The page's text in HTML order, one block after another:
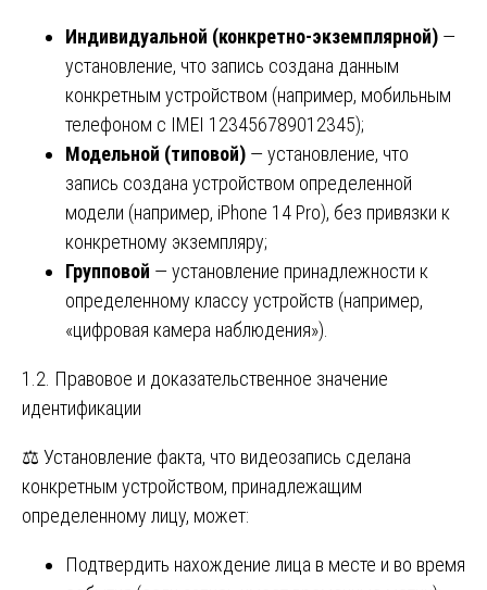
Индивидуальной (конкретно-экземплярной) —
установление, что запись создана данным
конкретным устройством (например, мобильным
телефоном с IMEI 123456789012345);
Модельной (типовой) — установление, что
запись создана устройством определенной
модели (например, iPhone 14 Pro), без привязки к
конкретному экземпляру;
Групповой — установление принадлежности к
определенному классу устройств (например,
«цифровая камера наблюдения»).
1.2. Правовое и доказательственное значение
идентификации
⚖️ Установление факта, что видеозапись сделана
конкретным устройством, принадлежащим
определенному лицу, может:
Подтвердить нахождение лица в месте и во время